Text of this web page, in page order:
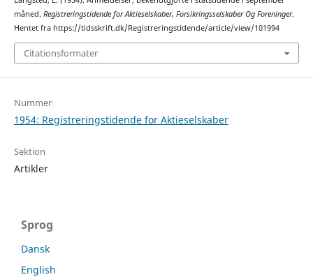
måned. Registreringstidende for Aktieselskaber, Forsikringsselskaber Og Foreninger.
Hentet fra https://tidsskrift.dk/Registreringstidende/article/view/101994
Citationsformater
Nummer
1954: Registreringstidende for Aktieselskaber
Sektion
Artikler
Sprog
Dansk
English